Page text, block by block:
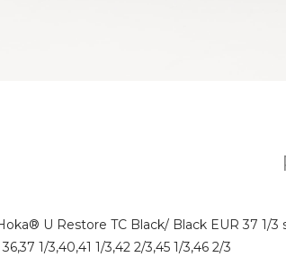
U Restore TC Black/ Black EUR 37 1/
1/3,40,41 1/3,42 2/3,45 1/3,46 2/3